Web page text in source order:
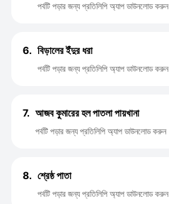
পর্বটি পড়ার জন্য প্রতিলিপি অ্যাপ ডাউনলোড করুন
6. বিড়ালের ইঁদুর ধরা
পর্বটি পড়ার জন্য প্রতিলিপি অ্যাপ ডাউনলোড করুন
7. আজব কুমারের হল পাতলা পায়খানা
পর্বটি পড়ার জন্য প্রতিলিপি অ্যাপ ডাউনলোড করুন
8. শ্রেষ্ঠ পাতা
পর্বটি পড়ার জন্য প্রতিলিপি অ্যাপ ডাউনলোড করুন